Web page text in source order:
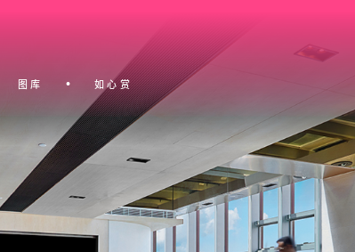
图库 如心赏